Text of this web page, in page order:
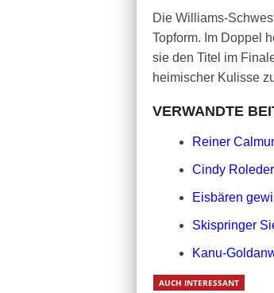
Die Williams-
Topform. Im Doppel
sie den Titel im
heimischer Kulisse
VERWANDTE
Reiner
Cindy
Eisbären
Skispringer
Kanu-
AUCH INTERESSANT